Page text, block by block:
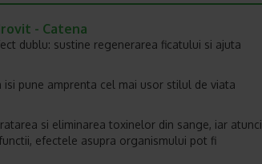
- Catena
dublu: sustine regenerarea ficatului si ajuta
pune amprenta cel mai usor stilul de viata
si eliminarea toxinelor din sange, iar atunci
efectele asupra organismului pot fi